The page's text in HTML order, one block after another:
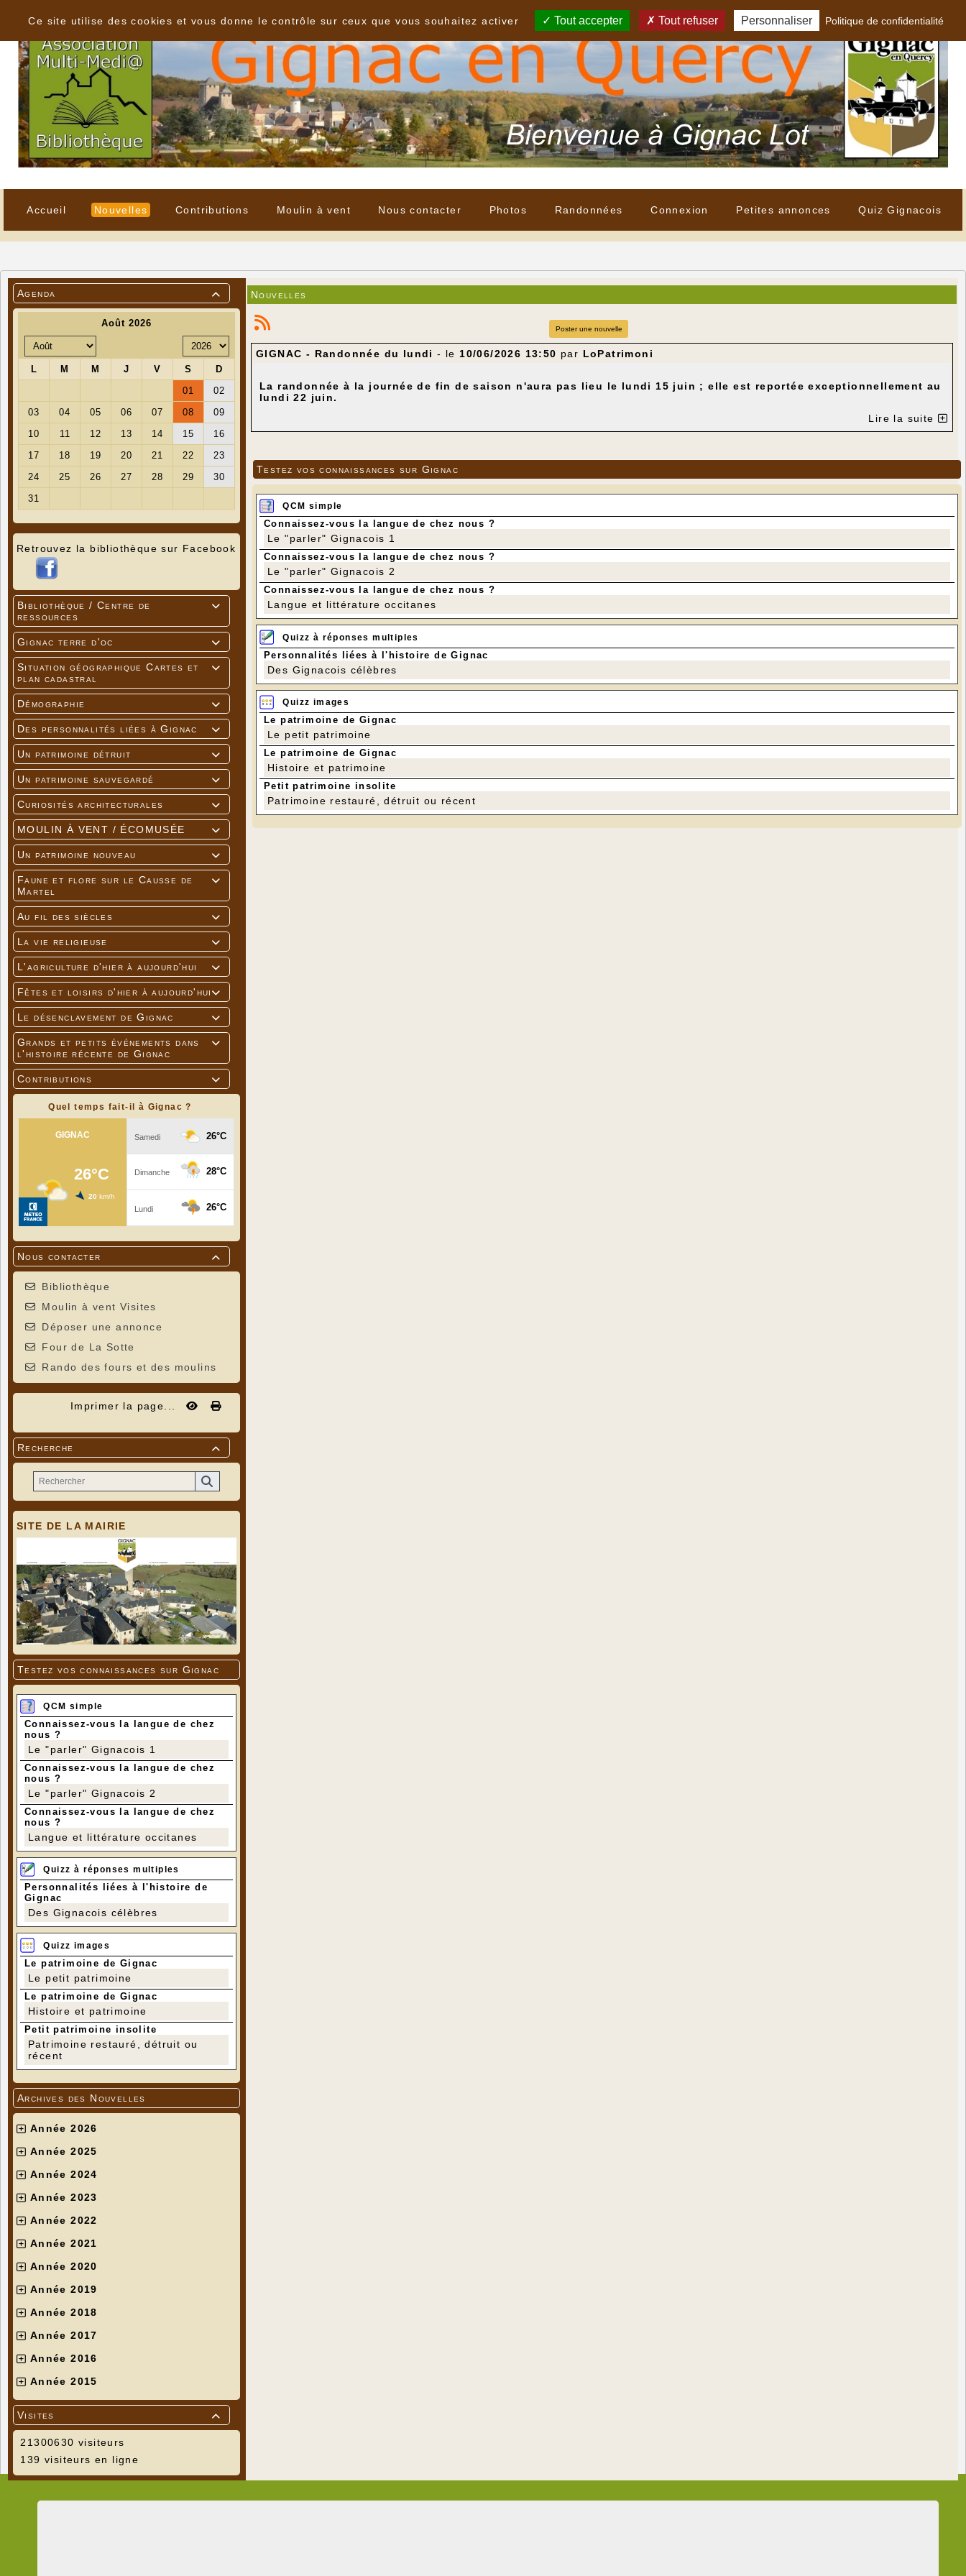
Accueil Nouvelles Contributions Moulin à vent Nous contacter Photos Randonnées Connexion Petites annonces Quiz Gignacois

Agenda
Retrouvez la bibliothèque sur Facebook

Bibliothèque / Centre de
ressources

Gignac terre d'oc

Situation géographique Cartes et
plan cadastral

Démographie

Des personnalités liées à Gignac

Un patrimoine détruit

Un patrimoine sauvegardé

Curiosités architecturales

MOULIN À VENT / ÉCOMUSÉE

Un patrimoine nouveau

Faune et flore sur le Causse de
Martel

Au fil des siècles

La vie religieuse

L'agriculture d'hier à aujourd'hui

Fêtes et loisirs d'hier à aujourd'hui

Le désenclavement de Gignac

Grands et petits événements dans
l'histoire récente de Gignac

Contributions
Quel temps fait-il à Gignac ?

Nous contacter
Bibliothèque
Moulin à vent Visites
Déposer une annonce
Four de La Sotte
Rando des fours et des moulins
Imprimer la page...

Recherche
SITE DE LA MAIRIE
Testez vos connaissances sur Gignac
QCM simple
Connaissez-vous la langue de chez
nous ?
Le "parler" Gignacois 1
Connaissez-vous la langue de chez
nous ?
Le "parler" Gignacois 2
Connaissez-vous la langue de chez
nous ?
Langue et littérature occitanes
Quizz à réponses multiples
Personnalités liées à l'histoire de
Gignac
Des Gignacois célèbres
Quizz images
Le patrimoine de Gignac
Le petit patrimoine
Le patrimoine de Gignac
Histoire et patrimoine
Petit patrimoine insolite
Patrimoine restauré, détruit ou
récent
Archives des Nouvelles
Année 2026
Année 2025
Année 2024
Année 2023
Année 2022
Année 2021
Année 2020
Année 2019
Année 2018
Année 2017
Année 2016
Année 2015

Visites
21300630 visiteurs
139 visiteurs en ligne
Nouvelles
Poster une nouvelle
GIGNAC - Randonnée du lundi - le 10/06/2026 13:50 par LoPatrimoni
La randonnée à la journée de fin de saison n'aura pas lieu le lundi 15 juin ; elle est reportée exceptionnellement au
lundi 22 juin.
Lire la suite
Testez vos connaissances sur Gignac
QCM simple
Connaissez-vous la langue de chez nous ?
Le "parler" Gignacois 1
Connaissez-vous la langue de chez nous ?
Le "parler" Gignacois 2
Connaissez-vous la langue de chez nous ?
Langue et littérature occitanes
Quizz à réponses multiples
Personnalités liées à l'histoire de Gignac
Des Gignacois célèbres
Quizz images
Le patrimoine de Gignac
Le petit patrimoine
Le patrimoine de Gignac
Histoire et patrimoine
Petit patrimoine insolite
Patrimoine restauré, détruit ou récent
Ce site utilise des cookies et vous donne le contrôle sur ceux que vous souhaitez activer
Tout accepter Tout refuser Personnaliser Politique de confidentialité